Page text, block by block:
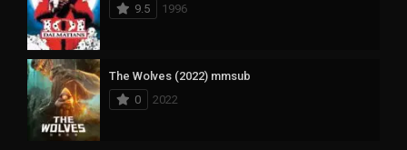
9.5
1996
The Wolves (2022) mmsub
0
2022